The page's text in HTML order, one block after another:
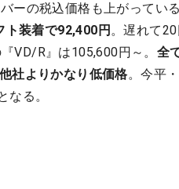
ーの税込価格も上がってい
ト装着で92,400円 。遅れて
VD/R』は105,600円～。 全
社よりかなり低価格。今平
なる。